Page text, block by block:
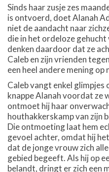
Sinds haar zusje zes
is ontvoerd, doet Alanah
niet de aandacht naar
die in het ordeloze
denken daardoor dat ze
Caleb en zijn vrienden
een heel andere mening op
Caleb vangt enkel glimpjes
knappe Alanah voordat ze
ontmoet hij haar
houthakkerskamp van zijn
Die ontmoeting laat hem
gevoel achter, omdat hij
dat de jonge vrouw zich
gebied begeeft. Als hij op
belandt, dringt er zich een